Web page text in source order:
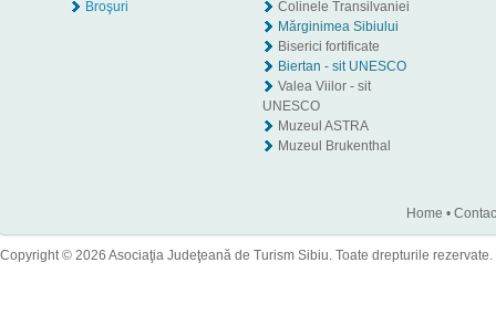
Broşuri
Colinele Transilvaniei
Mărginimea Sibiului
Biserici fortificate
Biertan - sit UNESCO
Valea Viilor - sit
UNESCO
Muzeul ASTRA
Muzeul Brukenthal
Home •
Copyright © 2026 Asociaţia Judeţeană de Turism Sibiu. Toate drepturile rezervate.